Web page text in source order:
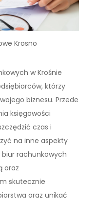
Krosno
w Krośnie
którzy
biznesu. Przede
księgowości
czas i
na inne aspekty
biur rachunkowych
oraz
skutecznie
oraz unikać